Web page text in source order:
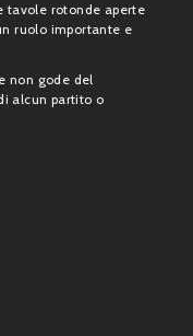
tavole rotonde aperte
ruolo importante e
non gode del
alcun partito o